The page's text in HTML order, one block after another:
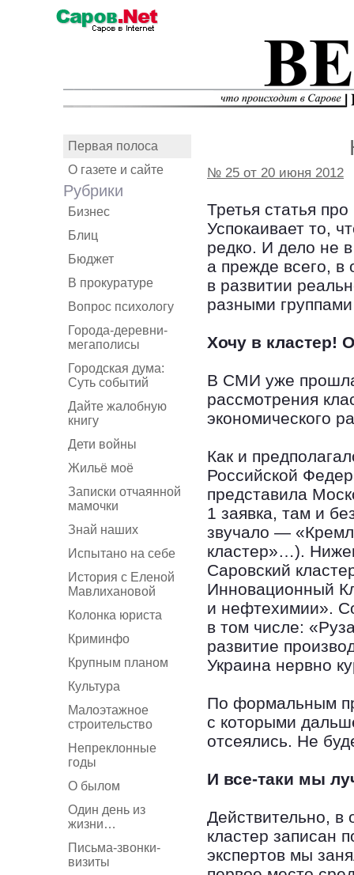
Первая полоса
О газете и сайте
Рубрики
Бизнес
Блиц
Бюджет
В прокуратуре
Вопрос психологу
Города-деревни-
мегаполисы
Городская дума:
Суть событий
Дайте жалобную
книгу
Дети войны
Жильё моё
Записки отчаянной
мамочки
Знай наших
Испытано на себе
История с Еленой
Мавлихановой
Колонка юриста
Криминфо
Крупным планом
Культура
Малоэтажное
строительство
Непреклонные
годы
О былом
Один день из
жизни…
Письма-звонки-
визиты
№ 25 от 20 июня 2012
Третья статья
Успокаивает то,
редко. И дело не
а прежде всего, в
в развитии
разными
Хочу в кластер!
В СМИ уже
рассмотрения
экономического
Как и
Российской
представила
1 заявка, там и
звучало —
кластер»…).
Саровский
Инновационный
и нефтехимии».
в том числе:
развитие
Украина нервно
По формальным
с которыми
отсеялись. Не
И все-таки мы
Действительно,
кластер записан
экспертов мы